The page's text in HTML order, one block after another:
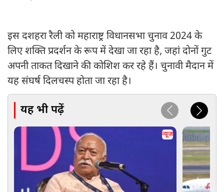
इस दशहरा रैली को महाराष्ट्र विधानसभा चुनाव 2024 के
लिए शक्ति प्रदर्शन के रूप में देखा जा रहा है, जहां दोनों गुट
अपनी ताकत दिखाने की कोशिश कर रहे हैं। चुनावी मैदान में
यह संघर्ष दिलचस्प होता जा रहा है।
यह भी पढ़ें
न्यूज